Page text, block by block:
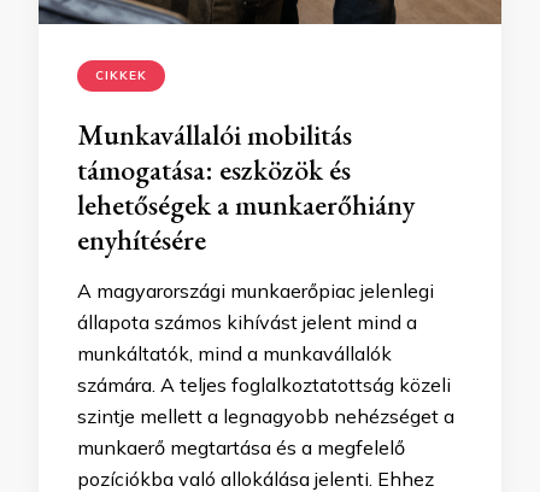
CIKKEK
Munkavállalói mobilitás
támogatása: eszközök és
lehetőségek a munkaerőhiány
enyhítésére
A magyarországi munkaerőpiac jelenlegi
állapota számos kihívást jelent mind a
munkáltatók, mind a munkavállalók
számára. A teljes foglalkoztatottság közeli
szintje mellett a legnagyobb nehézséget a
munkaerő megtartása és a megfelelő
pozíciókba való allokálása jelenti. Ehhez